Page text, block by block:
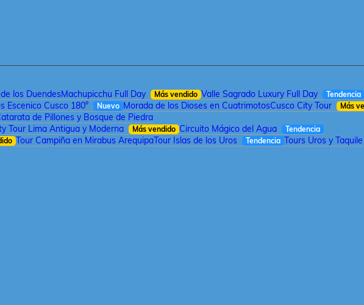
los DuendesMachupicchu Full Day Más vendido Valle Sagrado Luxury Full Day Tendencia
Escenico Cusco 180° Nuevo Morada de los Dioses en CuatrimotosCusco City Tour Más
de Pillones y Bosque de Piedra
Tour Lima Antigua y Moderna Más vendido Circuito Mágico del Agua Tendencia
Tour Campiña en Mirabus ArequipaTour Islas de los Uros Tendencia Tours Uros y Taquile